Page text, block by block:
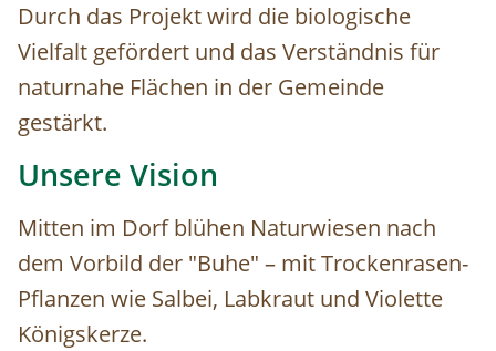
Durch das Projekt wird die biologische
Vielfalt gefördert und das Verständnis für
naturnahe Flächen in der Gemeinde
gestärkt.
Unsere Vision
Mitten im Dorf blühen Naturwiesen nach
dem Vorbild der "Buhe" – mit Trockenrasen-
Pflanzen wie Salbei, Labkraut und Violette
Königskerze.